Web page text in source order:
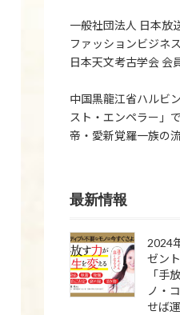
一般社団法人 日本放
ファッションビジネ
日本天文考古学会 会
中国黒龍江省ハルビ
スト・エンペラー」
帝・愛新覚羅一族の
最新情報
2024
ゼン
「手
ノ・
せば